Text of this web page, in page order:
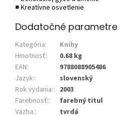
■ Kreatívne osvetlenie
Dodatočné parametre
Kategória:
Knihy
Hmotnosť:
0.68 kg
EAN:
9788088905486
Jazyk::
slovenský
Rok vydania:: 2003
Farebnosť::
farebný titul
Väzba::
tvrdá